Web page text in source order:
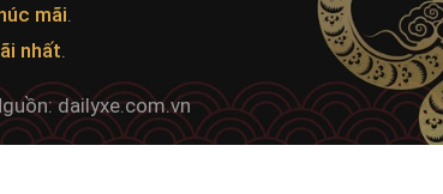
mãi.
nhất.
dailyxe.com.vn